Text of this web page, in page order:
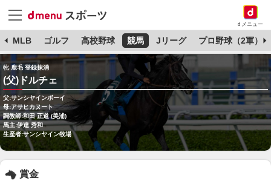
dメニュー
MLB ゴルフ 高校野球 競馬 Jリーグ プロ野球（2軍）
牝 鹿毛 登録抹消
(父)ドルチェ
父:サンシヤインボーイ
母:アサヒカヌート
調教師:和田 正道 (美浦)
馬主:伊達 秀和
生産者:サンシヤイン牧場
賞金